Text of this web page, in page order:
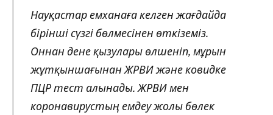
Науқастар емханаға келген жағдайда
бірінші сүзгі бөлмесінен өткіземіз.
Оннан дене қызулары өлшеніп, мұрын
жұтқыншағынан ЖРВИ және ковидке
ПЦР тест алынады. ЖРВИ мен
коронавирустың емдеу жолы бөлек